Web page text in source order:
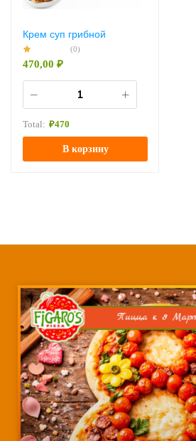
Крем суп грибной
(0)
470,00 ₽
Total: ₽470
В корзину